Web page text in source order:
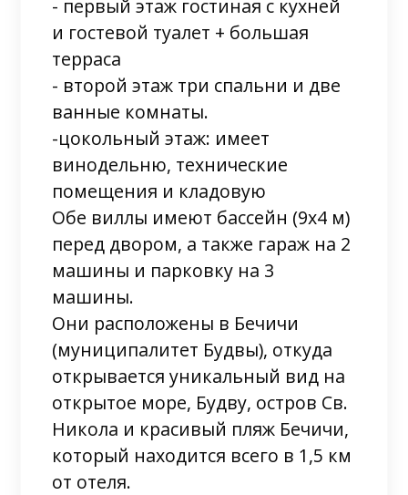
- первый этаж гостиная с кухней
и гостевой туалет + большая
терраса
- второй этаж три спальни и две
ванные комнаты.
-цокольный этаж: имеет
винодельню, технические
помещения и кладовую
Обе виллы имеют бассейн (9х4 м)
перед двором, а также гараж на 2
машины и парковку на 3
машины.
Они расположены в Бечичи
(муниципалитет Будвы), откуда
открывается уникальный вид на
открытое море, Будву, остров Св.
Никола и красивый пляж Бечичи,
который находится всего в 1,5 км
от отеля.